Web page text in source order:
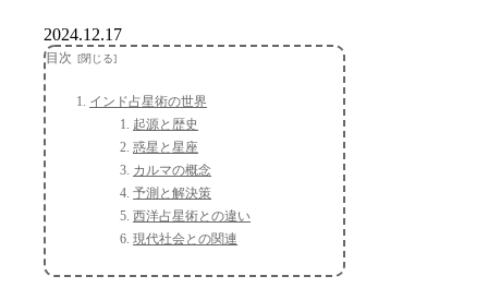
2024.12.17
目次
インド占星術の世界
起源と歴史
惑星と星座
カルマの概念
予測と解決策
西洋占星術との違い
現代社会との関連